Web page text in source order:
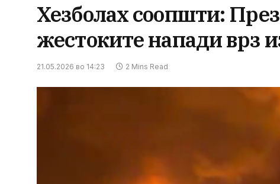
Хезболах соопшти:
жестоките напади врз
21.05.2026 во 14:23 2 Mins Read